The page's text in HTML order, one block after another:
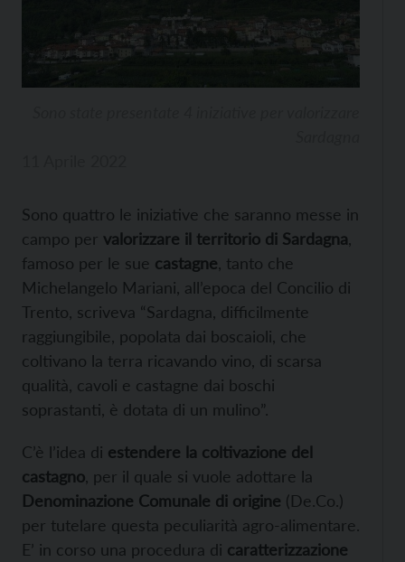
Sono quattro le iniziative che saranno messe in
campo per valorizzare il territorio di Sardagna
famoso per le sue castagne , tanto che
Michelangelo Mariani, all’epoca del Concilio di
Trento, scriveva “Sardagna, difficilmente
raggiungibile, popolata dai boscaioli, che
coltivano la terra ricavando vino, di scarsa
qualità, cavoli e castagne dai boschi
soprastanti, è dotata di un mulino”.
C’è l’idea di estendere la coltivazione del
castagno , per il quale si vuole adottare la
Denominazione Comunale di origine (De.Co.)
per tutelare questa peculiarità agro-alimentare.
E’ in corso una procedura di caratterizzazione